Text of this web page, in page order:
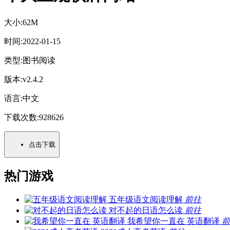
大小:62M
时间:2022-01-15
类型:图书阅读
版本:v2.4.2
语言:中文
下载次数:928626
点击下载
热门游戏
五年级语文阅读理解 前往
对不起的日语怎么读 前往
我希望你一直在 英语翻译